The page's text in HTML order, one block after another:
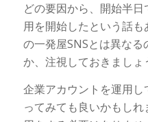
どの要因から、開始半
用を開始したという話
の一発屋SNSとは異な
か、注視しておきましょ
企業アカウントを運用
ってみても良いかもし